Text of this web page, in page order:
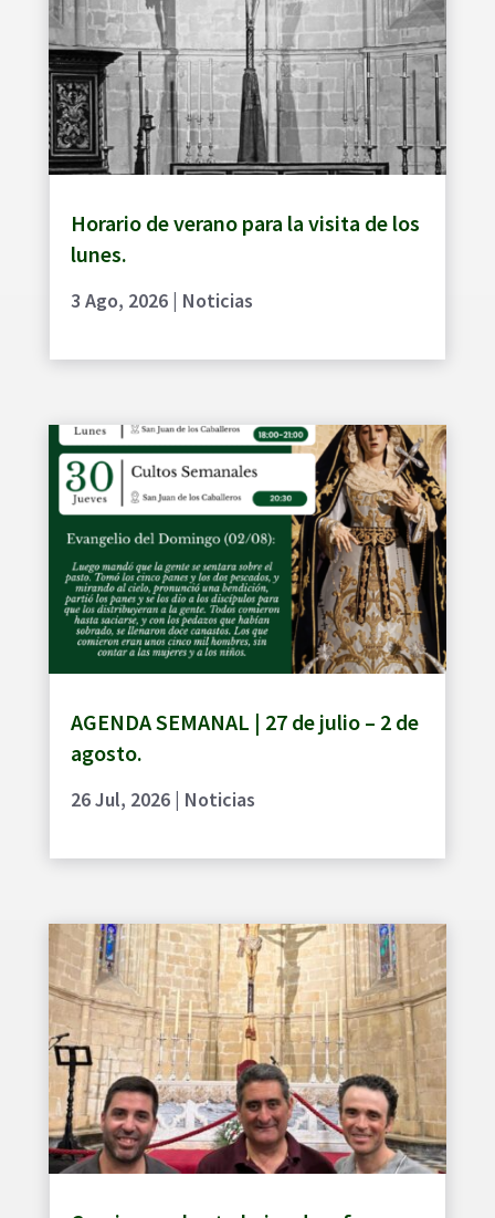
Horario de verano para la visita de los
lunes.
3 Ago, 2026| Noticias
AGENDA SEMANAL | 27 de julio – 2 de
agosto.
26 Jul, 2026| Noticias